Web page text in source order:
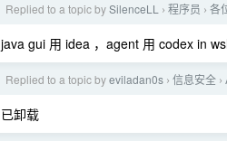
Replied to a topic bySilenceLL › 程序员 › 各
java gui 用 idea ，agent 用 codex in
Replied to a topic byeviladan0s › 信息安全 ›
已卸载